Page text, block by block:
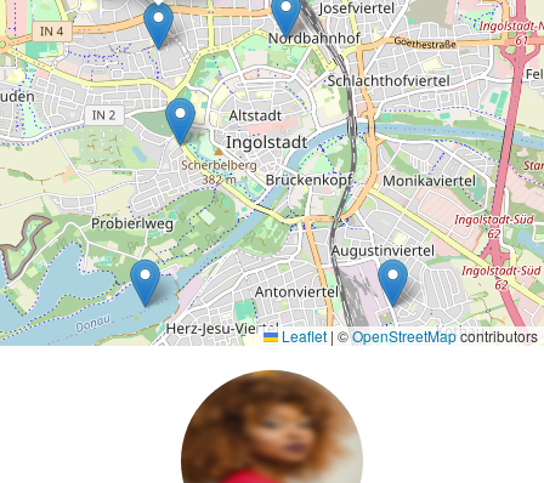
Leaflet | ©OpenStreetMapcontributors